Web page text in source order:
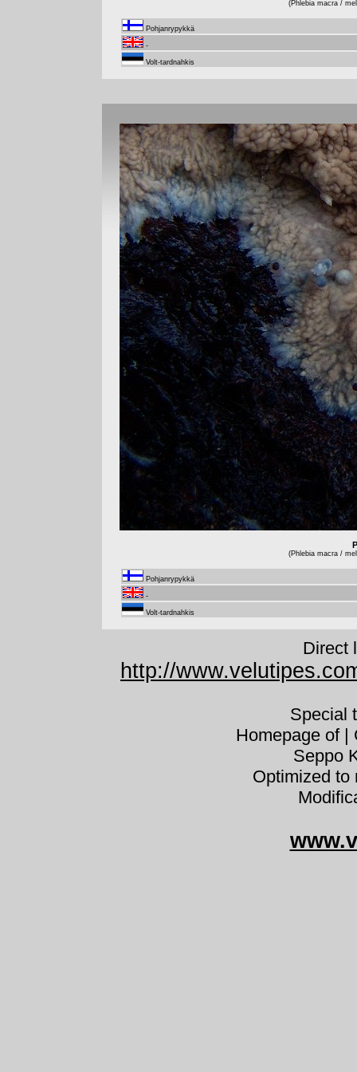
(Phlebia macra /
Pohjanrypykkä
-
Volt-tardnahkis
(Phlebia macra /
Pohjanrypykkä
-
Volt-tardnahkis
Direct
http://
Special
Homepage of |
Seppo
Optimized to